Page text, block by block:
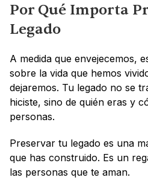
Por Qué Importa
Legado
A medida que envejecemos,
sobre la vida que hemos
dejaremos. Tu legado no se
hiciste, sino de quién eras y
personas.
Preservar tu legado es una
que has construido. Es un
las personas que te aman.